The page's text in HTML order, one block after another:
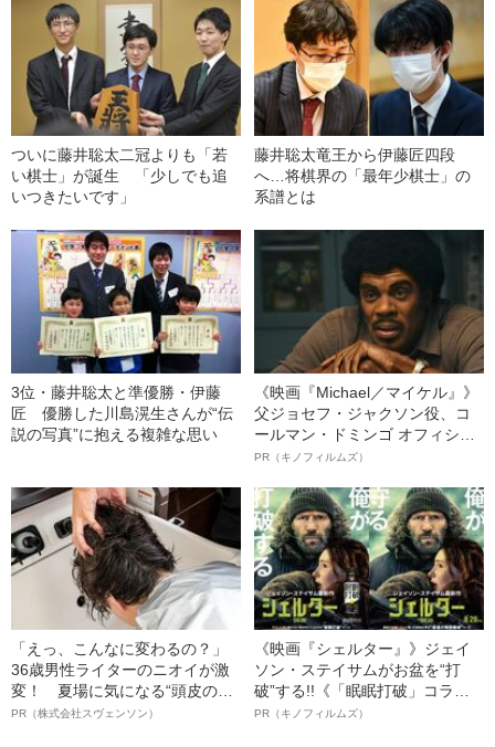
ついに藤井聡太二冠よりも「若
い棋士」が誕生 「少しでも追
いつきたいです」
藤井聡太竜王から伊藤匠四段
へ…将棋界の「最年少棋士」の
系譜とは
3位・藤井聡太と準優勝・伊藤
匠 優勝した川島滉生さんが“伝
説の写真”に抱える複雑な思い
《映画『Michael／マイケル』》
父ジョセフ・ジャクソン役、コ
ールマン・ドミンゴ オフィシャ
ルインタビュー“観客を魅了した
語る”《日本興収70億円突破》
PR（キノフィルムズ）
「えっ、こんなに変わるの？」
36歳男性ライターのニオイが激
変！ 夏場に気になる“頭皮のニ
オイ”や“ベタつき”を解消す
PR（株式会社スヴェンソン）
《映画『シェルター』》ジェイ
ソン・ステイサムがお盆を“打
破”する!!《「眠眠打破」コラ
ボ》
PR（キノフィルムズ）